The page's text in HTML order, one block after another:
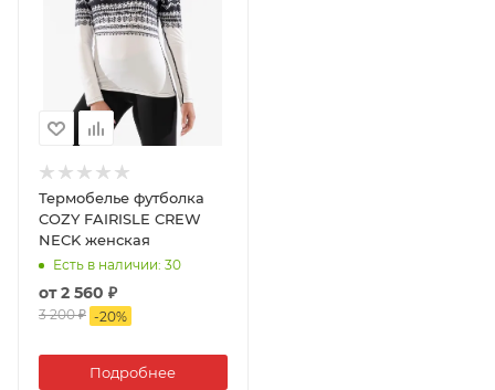
Термобелье футболка
COZY FAIRISLE CREW
NECK женская
Есть в наличии: 30
от2 560 ₽
3 200 ₽ -20%
Подробнее